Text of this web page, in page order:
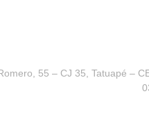
55 – CJ 35, Tatuapé –